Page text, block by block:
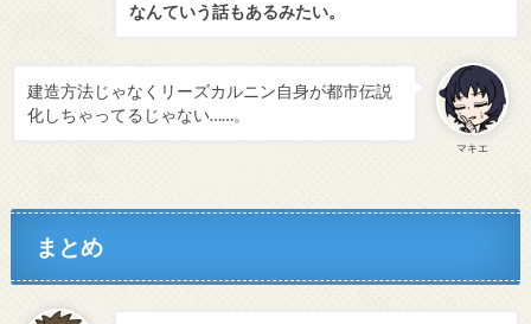
なんていう話もあるみたい。
マキエ
建造方法じゃなくリーズカルニン自身が都市伝説
化しちゃってるじゃない……。
まとめ